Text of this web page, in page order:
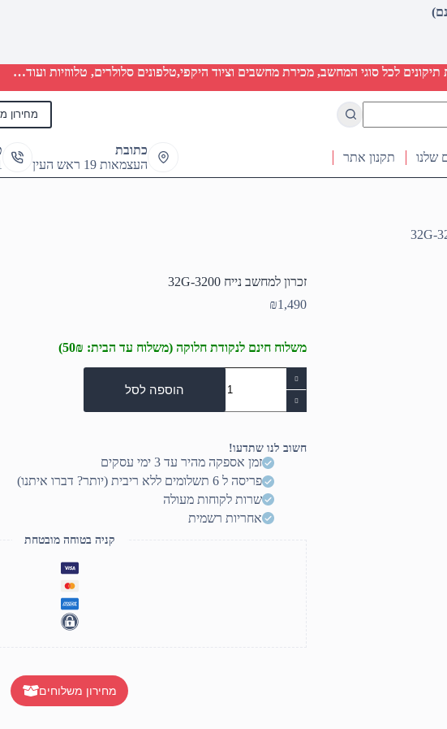
לכל סוגי המחשב, מכירת מחשבים וציוד היקפי,טלפונים סלולרים, טלווזיות ועוד…
מחירון
שלנו תקנון אתר
כתובת
העצמאות 19 ראש העין
זכרון למחשב נייח 32G-3200
₪1,490
משלוח חינם לנקודת חלוקה (משלוח עד הבית: 50₪)
כמות
של
זכרון
למחשב
32G-
3200
הוספה לסל
חשוב לנו שתדעו!
זמן אספקה מהיר עד 3 ימי עסקים
פריסה ל 6 תשלומים ללא ריבית (יותר? דברו איתנו)
שרות לקוחות מעולה
אחריות רשמית
קניה בטוחה מובטחת
מחירון משלוחים